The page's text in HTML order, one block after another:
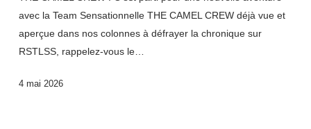
avec la Team Sensationnelle THE CAMEL CREW déjà vue et
aperçue dans nos colonnes à défrayer la chronique sur
RSTLSS, rappelez-vous le…
4 mai 2026